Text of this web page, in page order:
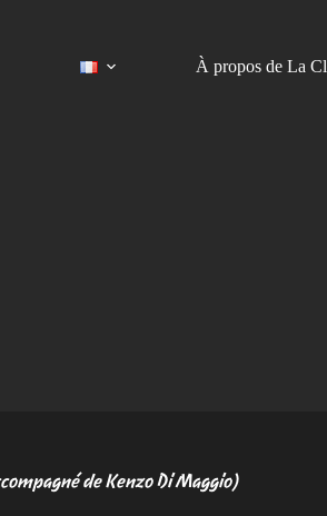
À propos de La
de Kenzo Di Maggio)